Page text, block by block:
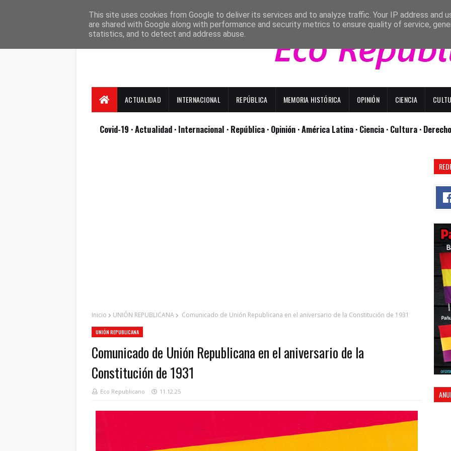
ACTUALIDAD INTERNACIONAL REPÚBLICA MEMORIA HISTÓRICA OPINIÓN CIENCIA
Covid-19 · Actualidad · Internacional · República · Opinión · América Latina · Ciencia · Cultura ·
Inicio UNIÓN REPUBLICANA Comunicado de Unión Republicana en el aniversario de la Constitución de 1931
UNIÓN REPUBLICANA
Comunicado de Unión Republicana en el aniversario de la
Constitución de 1931
Eco Republicano 11.12.25
This site uses cookies from Google to deliver its services and to analyze traffic. Your IP address and
are shared with Google along with performance and security metrics to ensure quality of service,
statistics, and to detect and address abuse.